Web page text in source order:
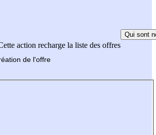
action recharge la liste des offres
Qui sont
de l'offre